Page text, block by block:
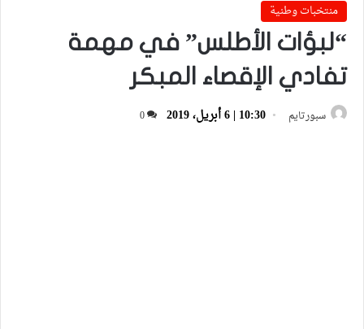
منتخبات وطنية
“لبؤات الأطلس” في مهمة
تفادي الإقصاء المبكر
سبورتايم 10:30 | 6 أبريل، 2019 0